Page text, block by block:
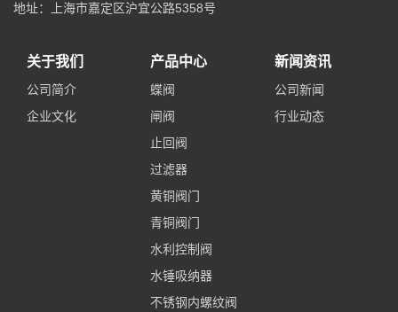
地址：上海市嘉定区沪宜公路5358号
关于我们
公司简介
企业文化
产品中心
蝶阀
闸阀
止回阀
过滤器
黄铜阀门
青铜阀门
水利控制阀
水锤吸纳器
不锈钢内螺纹阀
新闻资讯
公司新闻
行业动态